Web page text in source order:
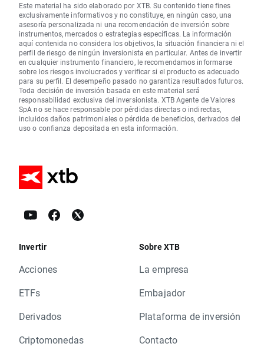
Este material ha sido elaborado por XTB. Su contenido tiene fines
exclusivamente informativos y no constituye, en ningún caso, una
asesoría personalizada ni una recomendación de inversión sobre
instrumentos, mercados o estrategias específicas. La información
aquí contenida no considera los objetivos, la situación financiera ni el
perfil de riesgo de ningún inversionista en particular. Antes de invertir
en cualquier instrumento financiero, le recomendamos informarse
sobre los riesgos involucrados y verificar si el producto es adecuado
para su perfil. El desempeño pasado no garantiza resultados futuros.
Toda decisión de inversión basada en este material será
responsabilidad exclusiva del inversionista. XTB Agente de Valores
SpA no se hace responsable por pérdidas directas o indirectas,
incluidos daños patrimoniales o pérdida de beneficios, derivados del
uso o confianza depositada en esta información.
Invertir
Acciones
ETFs
Derivados
Criptomonedas
Sobre XTB
La empresa
Embajador
Plataforma de inversión
Contacto